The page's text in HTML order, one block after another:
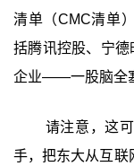
清单（CMC清单
括腾讯控股、宁德
企业——一股脑全
请注意，这
手，把东大从互联